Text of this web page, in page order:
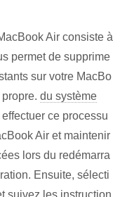
Air consiste à
permet de supprime
sur votre MacBo
du système
ce processu
Air et maintenir
lors du redémarra
Ensuite, sélecti